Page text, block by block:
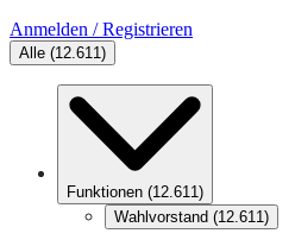
Anmelden / Registrieren
Alle (12.611)
Funktionen (12.611)
Wahlvorstand (12.611)